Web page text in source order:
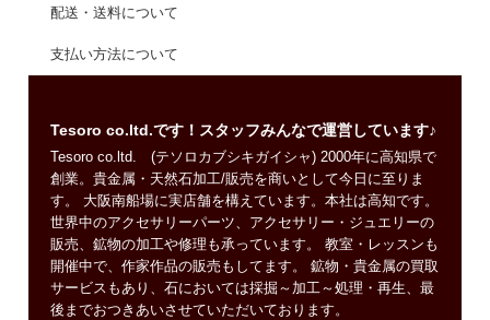
配送・送料について
支払い方法について
Tesoro co.ltd.です！スタッフみんなで運営しています♪
Tesoro co.ltd. (テソロカブシキガイシャ) 2000年に高知県で
創業。貴金属・天然石加工/販売を商いとして今日に至りま
す。 大阪南船場に実店舗を構えています。本社は高知です。
世界中のアクセサリーパーツ、アクセサリー・ジュエリーの
販売、鉱物の加工や修理も承っています。 教室・レッスンも
開催中で、作家作品の販売もしてます。 鉱物・貴金属の買取
サービスもあり、石においては採掘～加工～処理・再生、最
後までおつきあいさせていただいております。